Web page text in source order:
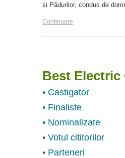
și Pădurilor, condus de
Continuare
Best Electric
• Castigator
• Finaliste
• Nominalizate
• Votul cititorilor
• Parteneri